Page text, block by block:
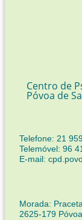
Centro de
Póvoa de
Telefone: 21
Telemóvel: 96
E-mail:
Morada:
2625-179